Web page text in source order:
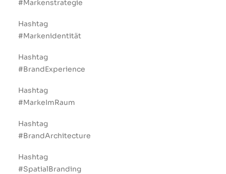
#Markenstrategie
Hashtag
#Markenidentität
Hashtag
#BrandExperience
Hashtag
#MarkeImRaum
Hashtag
#BrandArchitecture
Hashtag
#SpatialBranding